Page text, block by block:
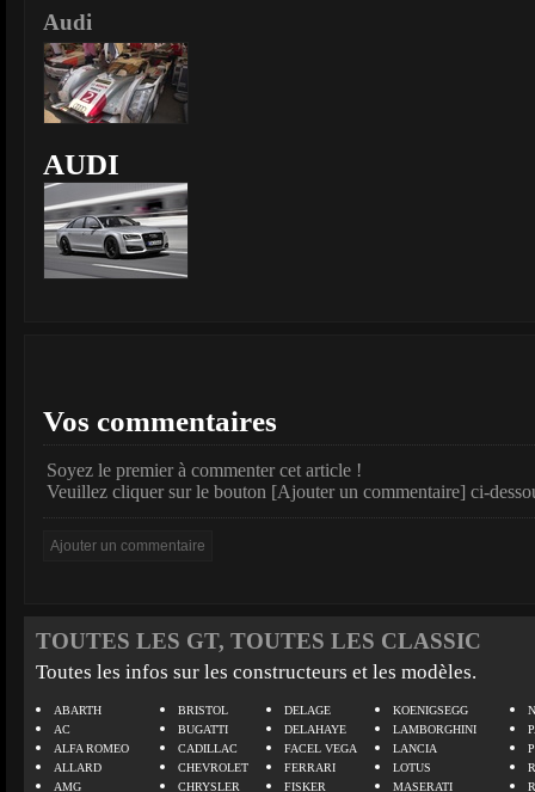
Audi
AUDI
Vos commentaires
Soyez le premier à commenter cet article !
Veuillez cliquer sur le bouton [Ajouter un commentaire] ci-
TOUTES LES GT, TOUTES LES CLASSIC
Toutes les infos sur les constructeurs et les modèles.
ABARTH
AC
ALFA ROMEO
ALLARD
AMG
BRISTOL
BUGATTI
CADILLAC
CHEVROLET
CHRYSLER
DELAGE
DELAHAYE
FACEL VEGA
FERRARI
FISKER
KOENIGSEGG
LAMBORGHINI
LANCIA
LOTUS
MASERATI